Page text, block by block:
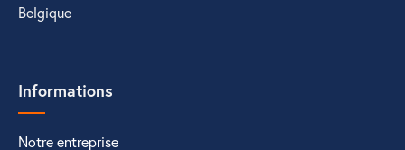
Belgique
Informations
Notre entreprise